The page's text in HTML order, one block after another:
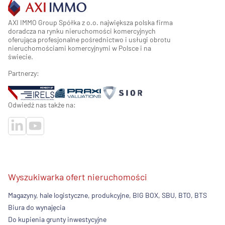
AXI IMMO Group Spółka z o.o. największa polska firma
doradcza na rynku nieruchomości komercyjnych
oferująca profesjonalne pośrednictwo i usługi obrotu
nieruchomościami komercyjnymi w Polsce i na
świecie.
Partnerzy:
Odwiedź nas także na:
Wyszukiwarka ofert nieruchomości
Magazyny, hale logistyczne, produkcyjne, BIG BOX, SBU, BTO, BTS
Biura do wynajęcia
Do kupienia grunty inwestycyjne